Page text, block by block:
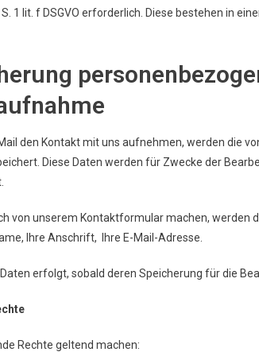
1 lit. f DSGVO erforderlich. Diese bestehen in
den Kontakt mit uns aufnehmen, werden die
Diese Daten werden für Zwecke der
von unserem Kontaktformular machen, werden
Ihre Anschrift, Ihre E-Mail-Adresse.
erfolgt, sobald deren Speicherung für die
Rechte geltend machen: